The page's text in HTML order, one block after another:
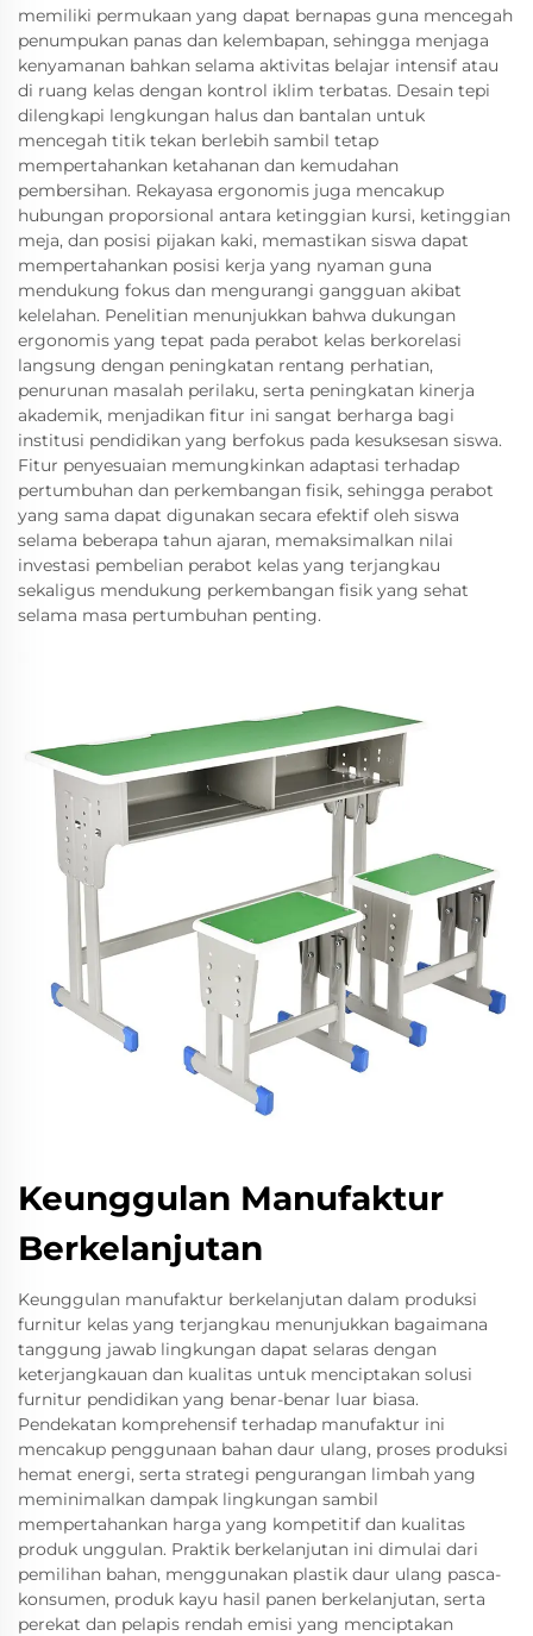
memiliki permukaan yang dapat bernapas guna mencegah
penumpukan panas dan kelembapan, sehingga menjaga
kenyamanan bahkan selama aktivitas belajar intensif atau
di ruang kelas dengan kontrol iklim terbatas. Desain tepi
dilengkapi lengkungan halus dan bantalan untuk
mencegah titik tekan berlebih sambil tetap
mempertahankan ketahanan dan kemudahan
pembersihan. Rekayasa ergonomis juga mencakup
hubungan proporsional antara ketinggian kursi, ketinggian
meja, dan posisi pijakan kaki, memastikan siswa dapat
mempertahankan posisi kerja yang nyaman guna
mendukung fokus dan mengurangi gangguan akibat
kelelahan. Penelitian menunjukkan bahwa dukungan
ergonomis yang tepat pada perabot kelas berkorelasi
langsung dengan peningkatan rentang perhatian,
penurunan masalah perilaku, serta peningkatan kinerja
akademik, menjadikan fitur ini sangat berharga bagi
institusi pendidikan yang berfokus pada kesuksesan siswa.
Fitur penyesuaian memungkinkan adaptasi terhadap
pertumbuhan dan perkembangan fisik, sehingga perabot
yang sama dapat digunakan secara efektif oleh siswa
selama beberapa tahun ajaran, memaksimalkan nilai
investasi pembelian perabot kelas yang terjangkau
sekaligus mendukung perkembangan fisik yang sehat
selama masa pertumbuhan penting.
Keunggulan Manufaktur
Berkelanjutan
Keunggulan manufaktur berkelanjutan dalam produksi
furnitur kelas yang terjangkau menunjukkan bagaimana
tanggung jawab lingkungan dapat selaras dengan
keterjangkauan dan kualitas untuk menciptakan solusi
furnitur pendidikan yang benar-benar luar biasa.
Pendekatan komprehensif terhadap manufaktur ini
mencakup penggunaan bahan daur ulang, proses produksi
hemat energi, serta strategi pengurangan limbah yang
meminimalkan dampak lingkungan sambil
mempertahankan harga yang kompetitif dan kualitas
produk unggulan. Praktik berkelanjutan ini dimulai dari
pemilihan bahan, menggunakan plastik daur ulang pasca-
konsumen, produk kayu hasil panen berkelanjutan, serta
perekat dan pelapis rendah emisi yang menciptakan